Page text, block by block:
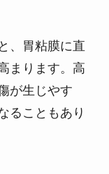
、胃粘膜に直
まります。高
が生じやす
ることもあり